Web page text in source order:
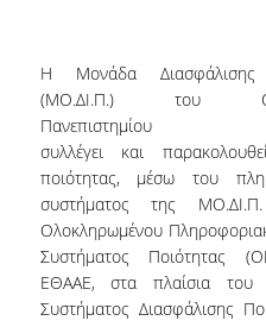
Η Μονάδα Διασφάλισης
(ΜΟ.ΔΙ.Π.) του
Πανεπιστημίου
συλλέγει και
ποιότητας, μέσω του
συστήματος της
Ολοκληρωμένου
Συστήματος Ποιότητας
ΕΘΑΑΕ, στα πλαίσια του
Συστήματος Διασφάλισης